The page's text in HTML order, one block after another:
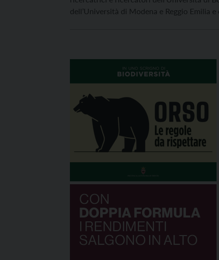
dell’Università di Modena e Reggio Emilia e
(Capra ibex) vissuta più di 13.000 […]